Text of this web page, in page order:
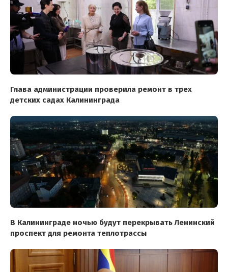
Глава администрации проверила ремонт в трех
детских садах Калининграда
В Калининграде ночью будут перекрывать Ленинский
проспект для ремонта теплотрассы